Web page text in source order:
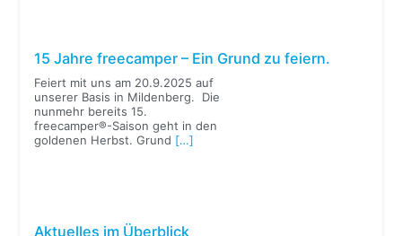
15 Jahre freecamper – Ein Grund zu feiern.
Feiert mit uns am 20.9.2025 auf
unserer Basis in Mildenberg. Die
nunmehr bereits 15.
freecamper®-Saison geht in den
goldenen Herbst. Grund […]
Aktuelles im Überblick